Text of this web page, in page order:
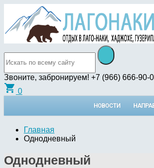
Звоните, забронируем! +7 (966) 666-90-
shopping_cart 0
НОВОСТИ
Главная
Однодневный
Однодневный